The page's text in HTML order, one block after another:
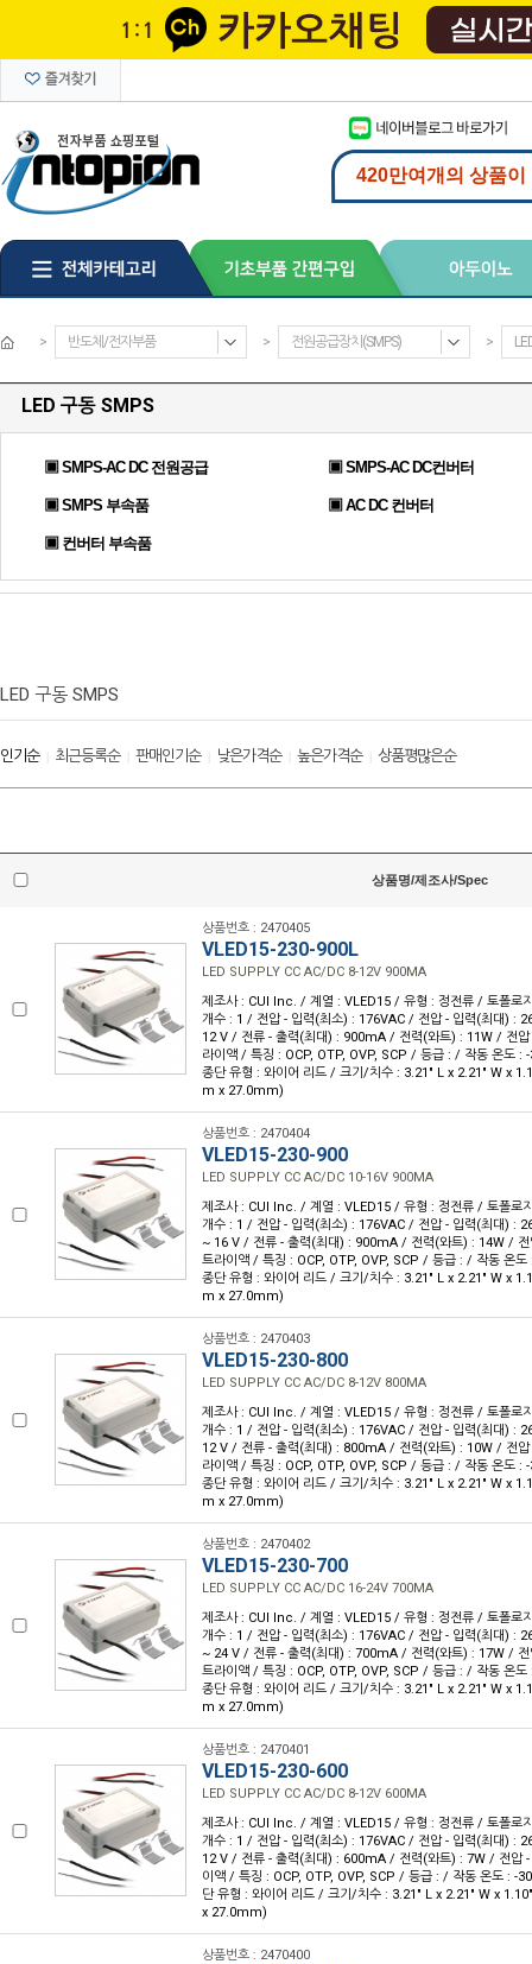
> 반도체/전자부품 > 전원공급장치(SMPS) >
LED 구동 SMPS
▣ SMPS-AC DC 전원공급 ▣ SMPS-AC DC컨버터
▣ SMPS 부속품 ▣ AC DC 컨버터
▣ 컨버터 부속품
LED 구동 SMPS
인기순| 최근등록순| 판매인기순| 낮은가격순| 높은가격순| 상품평많은순
상품명/제조사/Spec
상품번호 : 2470405
VLED15-230-900L
LED SUPPLY CC AC/DC 8-12V 900MA
제조사 : CUI Inc. / 계열 : VLED15 / 유형 : 정전류 / 토폴로
개수 : 1 / 전압 - 입력(최소) : 176VAC / 전압 - 입력(최대) :
12 V / 전류 - 출력(최대) : 900mA / 전력(와트) : 11W / 전압
라이액 / 특징 : OCP, OTP, OVP, SCP / 등급 : / 작동 온도 :
종단 유형 : 와이어 리드 / 크기/치수 : 3.21" L x 2.21" W x
m x 27.0mm)
상품번호 : 2470404
VLED15-230-900
LED SUPPLY CC AC/DC 10-16V 900MA
제조사 : CUI Inc. / 계열 : VLED15 / 유형 : 정전류 / 토폴로
개수 : 1 / 전압 - 입력(최소) : 176VAC / 전압 - 입력(최대) :
~ 16 V / 전류 - 출력(최대) : 900mA / 전력(와트) : 14W / 전
트라이액 / 특징 : OCP, OTP, OVP, SCP / 등급 : / 작동 온
종단 유형 : 와이어 리드 / 크기/치수 : 3.21" L x 2.21" W x
m x 27.0mm)
상품번호 : 2470403
VLED15-230-800
LED SUPPLY CC AC/DC 8-12V 800MA
제조사 : CUI Inc. / 계열 : VLED15 / 유형 : 정전류 / 토폴로
개수 : 1 / 전압 - 입력(최소) : 176VAC / 전압 - 입력(최대) :
12 V / 전류 - 출력(최대) : 800mA / 전력(와트) : 10W / 전압
라이액 / 특징 : OCP, OTP, OVP, SCP / 등급 : / 작동 온도 :
종단 유형 : 와이어 리드 / 크기/치수 : 3.21" L x 2.21" W x
m x 27.0mm)
상품번호 : 2470402
VLED15-230-700
LED SUPPLY CC AC/DC 16-24V 700MA
제조사 : CUI Inc. / 계열 : VLED15 / 유형 : 정전류 / 토폴로
개수 : 1 / 전압 - 입력(최소) : 176VAC / 전압 - 입력(최대) :
~ 24 V / 전류 - 출력(최대) : 700mA / 전력(와트) : 17W / 전
트라이액 / 특징 : OCP, OTP, OVP, SCP / 등급 : / 작동 온
종단 유형 : 와이어 리드 / 크기/치수 : 3.21" L x 2.21" W x
m x 27.0mm)
상품번호 : 2470401
VLED15-230-600
LED SUPPLY CC AC/DC 8-12V 600MA
제조사 : CUI Inc. / 계열 : VLED15 / 유형 : 정전류 / 토폴로
개수 : 1 / 전압 - 입력(최소) : 176VAC / 전압 - 입력(최대) :
12 V / 전류 - 출력(최대) : 600mA / 전력(와트) : 7W / 전압 -
이액 / 특징 : OCP, OTP, OVP, SCP / 등급 : / 작동 온도 : -
단 유형 : 와이어 리드 / 크기/치수 : 3.21" L x 2.21" W x
x 27.0mm)
상품번호 : 2470400